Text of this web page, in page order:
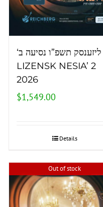
‘ליזענסק תשפ”ו נסיעה ב
LIZENSK NESIA’ 2
2026
$1,549.00
Details
Out of stock